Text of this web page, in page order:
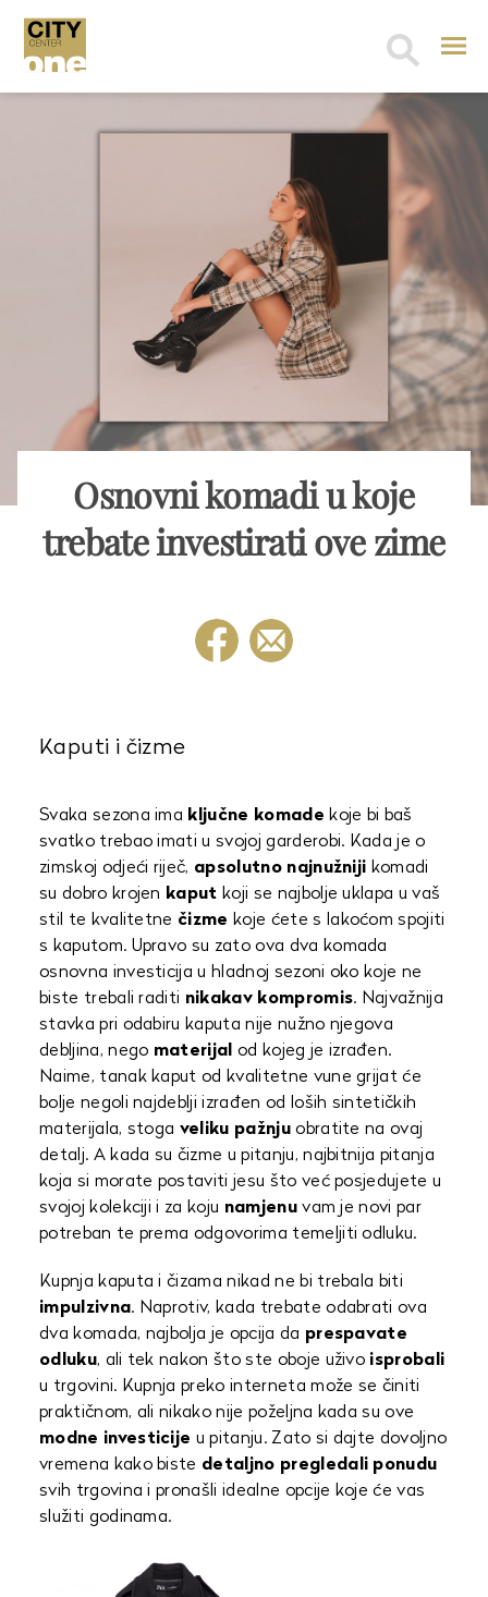
Search
Osnovni komadi u koje
trebate investirati ove zime
Kaputi i čizme
Svaka sezona ima ključne komade koje bi baš
svatko trebao imati u svojoj garderobi. Kada je o
zimskoj odjeći riječ, apsolutno najnužniji komadi
su dobro krojen kaput koji se najbolje uklapa u vaš
stil te kvalitetne čizme koje ćete s lakoćom spojiti
s kaputom. Upravo su zato ova dva komada
osnovna investicija u hladnoj sezoni oko koje ne
biste trebali raditi nikakav kompromis. Najvažnija
stavka pri odabiru kaputa nije nužno njegova
debljina, nego materijal od kojeg je izrađen.
Naime, tanak kaput od kvalitetne vune grijat će
bolje negoli najdeblji izrađen od loših sintetičkih
materijala, stoga veliku pažnjuobratite na ovaj
detalj. A kada su čizme u pitanju, najbitnija pitanja
koja si morate postaviti jesu što već posjedujete u
svojoj kolekciji i za koju namjenuvam je novi par
potreban te prema odgovorima temeljiti odluku.
Kupnja kaputa i čizama nikad ne bi trebala biti
impulzivna. Naprotiv, kada trebate odabrati ova
dva komada, najbolja je opcija da prespavate
odluku, ali tek nakon što ste oboje uživo isprobali
u trgovini. Kupnja preko interneta može se činiti
praktičnom, ali nikako nije poželjna kada su ove
modne investicije u pitanju. Zato si dajte dovoljno
vremena kako biste detaljno pregledali ponudu
svih trgovina i pronašli idealne opcije koje će vas
služiti godinama.